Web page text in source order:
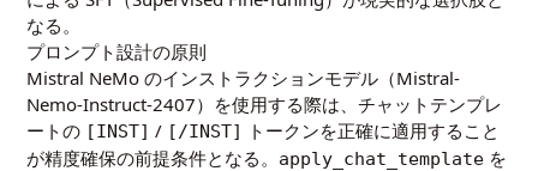
なる。
プロンプト設計の原則
Mistral NeMo のインストラクションモデル（Mistral-
Nemo-Instruct-2407）を使用する際は、チャットテンプレ
ートの [INST] / [/INST]
トークンを正確に適用すること
が精度確保の前提条件となる。 apply_chat_template を